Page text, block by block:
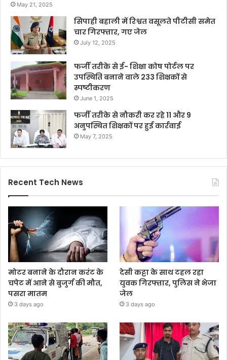
May 21, 2025
सिपाही बहाली में रिश्वत वसूलते पीटीसी समेत
चार गिरफ्तार, गए जेल
July 12, 2025
फर्जी तरीके से ई- शिक्षा कोष पोर्टल पर
उपस्थिति बनाने वाले 233 शिक्षकों से
स्पष्टीकरण
June 1, 2025
फर्जी तरीके से नौकरी कर रहे 11 और 9
अनुपस्थित शिक्षकों पर हुई कार्रवाई
May 7, 2025
Recent Tech News
मोटर बनाने के दौरान करंट के
चपेट में आने से बुजुर्ग की मौत,
पसरा मातम
3 days ago
देसी कट्टा के साथ टहल रहा
युवक गिरफ्तार, पुलिस ने भेजा
जेल
3 days ago